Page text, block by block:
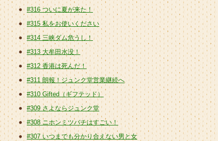
#316 ついに夏が来た！
#315 私をお使いください
#314 三峡ダム危うし！
#313 大牟田水没！
#312 香港は死んだ！
#311 朗報！ジュンク堂営業継続へ
#310 Gifted（ギフテッド）
#309 さよならジュンク堂
#308 ニホンミツバチはすごい！
#307 いつまでも分かり合えない男と女